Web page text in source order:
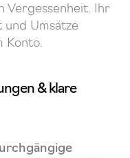
Vergessenheit. Ihr
Umsätze
Konto.
& klare